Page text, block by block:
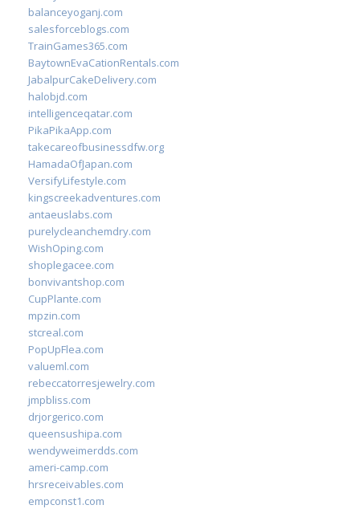
balanceyoganj.com
salesforceblogs.com
TrainGames365.com
BaytownEvaCationRentals.com
JabalpurCakeDelivery.com
halobjd.com
intelligenceqatar.com
PikaPikaApp.com
takecareofbusinessdfw.org
HamadaOfJapan.com
VersifyLifestyle.com
kingscreekadventures.com
antaeuslabs.com
purelycleanchemdry.com
WishOping.com
shoplegacee.com
bonvivantshop.com
CupPlante.com
mpzin.com
stcreal.com
PopUpFlea.com
valueml.com
rebeccatorresjewelry.com
jmpbliss.com
drjorgerico.com
queensushipa.com
wendyweimerdds.com
ameri-camp.com
hrsreceivables.com
empconst1.com